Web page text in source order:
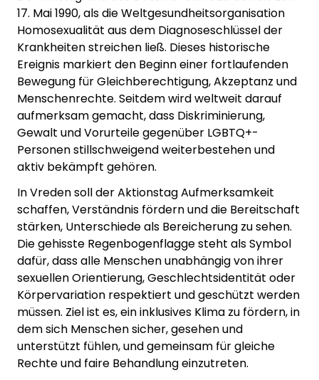
17. Mai 1990, als die Weltgesundheitsorganisation
Homosexualität aus dem Diagnoseschlüssel der
Krankheiten streichen ließ. Dieses historische
Ereignis markiert den Beginn einer fortlaufenden
Bewegung für Gleichberechtigung, Akzeptanz und
Menschenrechte. Seitdem wird weltweit darauf
aufmerksam gemacht, dass Diskriminierung,
Gewalt und Vorurteile gegenüber LGBTQ+-
Personen stillschweigend weiterbestehen und
aktiv bekämpft gehören.
In Vreden soll der Aktionstag Aufmerksamkeit
schaffen, Verständnis fördern und die Bereitschaft
stärken, Unterschiede als Bereicherung zu sehen.
Die gehisste Regenbogenflagge steht als Symbol
dafür, dass alle Menschen unabhängig von ihrer
sexuellen Orientierung, Geschlechtsidentität oder
Körpervariation respektiert und geschützt werden
müssen. Ziel ist es, ein inklusives Klima zu fördern, in
dem sich Menschen sicher, gesehen und
unterstützt fühlen, und gemeinsam für gleiche
Rechte und faire Behandlung einzutreten.